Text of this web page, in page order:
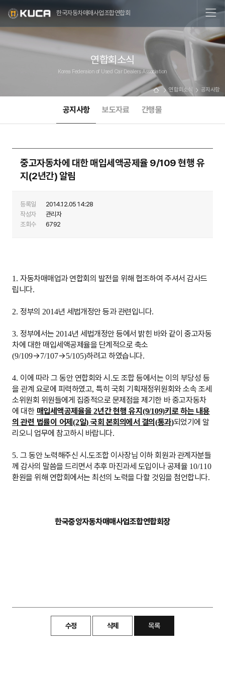
한국자동차매매사업조합연합회
연합회소식
Korea Federaion of Used Car Dealers Association
연합회소식 공지사항
공지사항 보도자료 간행물
중고자동차에 대한 매입세액공제율 9/109 현행 유
지(2년간) 알림
등록일
2014.12.05 14:28
작성자
관리자
조회수
6792
1. 자동차매매업과 연합회의 발전을 위해 협조하여 주셔서 감사드
립니다.
2. 정부의2014년 세법개정안 등과 관련입니다.
3. 정부에서는2014년 세법개정안 등에서 밝힌 바와 같이 중고자동
차에 대한 매입세액공제율을 단계적으로 축소
(9/109→7/107→5/105)하려고 하였습니다.
4. 이에 따라 그 동안 연합회와 시 ․도 조합 등에서는 이의 부당성 등
을 관계 요로에 피력하였고,특히 국회 기획재정위원회와 소속 조세
소위원회 위원들에게 집중적으로 문제점을 제기한 바중고자동차
에 대한 매입세액공제율을2년간 현행 유지 (9/109)키로 하는 내용
의 관련 법률이 어제(2일)국회 본회의에서 결의 (통과)되었기에 알
리오니 업무에 참고하시 바랍니다.
5. 그 동안 노력해주신 시 ․도조합 이사장님 이하 회원과 관계자분들
께 감사의 말씀을 드리면서 추후 마진과세 도입이나 공제율 10/110
환원을 위해 연합회에서는 최선의 노력을 다할 것임을 첨언합니다.
한국중앙자동차매매사업조합연합회장
수정 삭제 목록